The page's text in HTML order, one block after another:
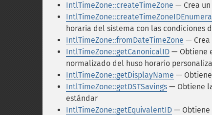
IntlTimeZone::createTimeZone — Crea
horaria del sistema con las condiciones
IntlTimeZone::fromDateTimeZone — Crea
IntlTimeZone::getCanonicalID — Obtiene
normalizado del huso horario
IntlTimeZone::getDisplayName —
IntlTimeZone::getDSTSavings — Obtiene
estándar
IntlTimeZone::getEquivalentID — Obtiene